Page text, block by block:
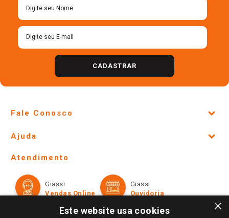
CADASTRAR
Fale Conosco
Lojas Físicas e Horários
Ofertas
Televendas
Ajuda
Formas de Pagamento
Políticas de entrega
Trocas e Devoluções
Atendimento
Giassi
Vendas Online
Giassi
Ouvidoria
×
Este website usa cookies